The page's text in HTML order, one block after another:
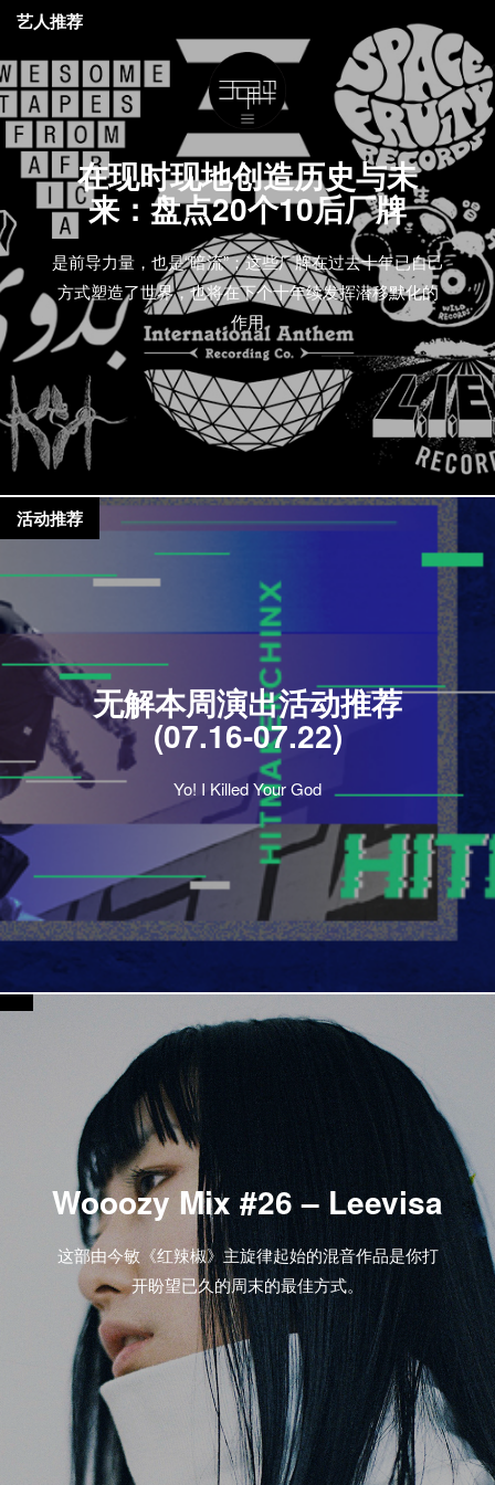
在现时现地创造历史与未
来：盘点20个10后厂牌
是前导力量，也是“暗流”；这些厂牌在过去十年已自己
方式塑造了世界，也将在下个十年续发挥潜移默化的
作用
艺人推荐
无解本周演出活动推荐
(07.16-07.22)
Yo! I Killed Your God
活动推荐
Wooozy Mix #26 – Leevisa
这部由今敏《红辣椒》主旋律起始的混音作品是你打
开盼望已久的周末的最佳方式。